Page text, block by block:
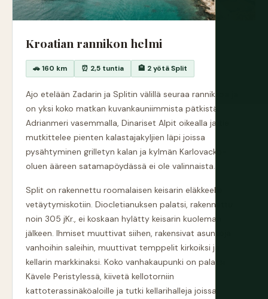
Kroatian rannikon helmi
🚗 160 km ⏰ 2,5 tuntia 🏨 2 yötä Split
Ajo etelään Zadarin ja Splitin välillä seuraa rannikkoa ja
on yksi koko matkan kuvankauniimmista pätkistä.
Adrianmeri vasemmalla, Dinariset Alpit oikealla ja tie
mutkittelee pienten kalastajakyljien läpi joissa
pysähtyminen grilletyn kalan ja kylmän Karlovacko-
oluen ääreen satamapöydässä ei ole valinnaista.
Split on rakennettu roomalaisen keisarin eläkkeelle
vetäytymiskotiin. Diocletianuksen palatsi, rakennettu
noin 305 jKr., ei koskaan hylätty keisarin kuoleman
jälkeen. Ihmiset muuttivat siihen, rakensivat asuntoja
vanhoihin saleihin, muuttivat temppelit kirkoiksi ja
kellarin markkinaksi. Koko vanhakaupunki on palatsi.
Kävele Peristylessä, kiivetä kellotorniin
kattoterassinäköaloille ja tutki kellarihalleja joissa